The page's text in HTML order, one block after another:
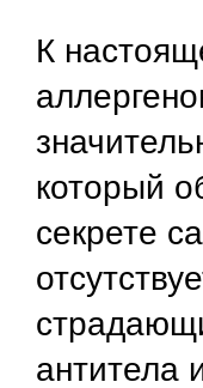
К
который
секрете
антитела